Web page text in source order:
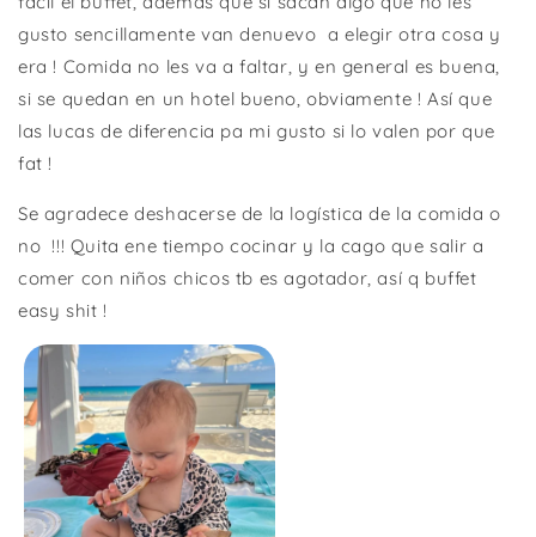
gusto sencillamente van denuevo a elegir otra cosa y
era ! Comida no les va a faltar, y en general es buena,
si se quedan en un hotel bueno, obviamente ! Así que
las lucas de diferencia pa mi gusto si lo valen por que
fat !
Se agradece deshacerse de la logística de la comida o
no !!! Quita ene tiempo cocinar y la cago que salir a
comer con niños chicos tb es agotador, así q buffet
easy shit !